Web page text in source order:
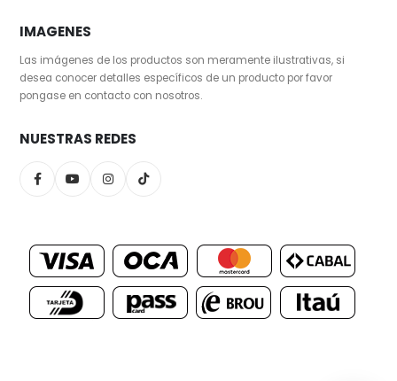
IMAGENES
Las imágenes de los productos son meramente ilustrativas, si
desea conocer detalles específicos de un producto por favor
pongase en contacto con nosotros.
NUESTRAS REDES